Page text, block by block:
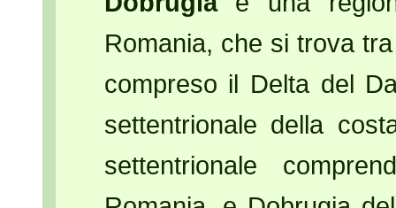
Romania, che si trova
compreso il Delta del
settentrionale della
settentrionale